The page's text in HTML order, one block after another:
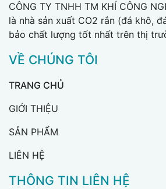
CÔNG TY TNHH TM KHÍ CÔNG
là nhà sản xuất CO2 rắn (đá khô,
bảo chất lượng tốt nhất trên thị
VỀ CHÚNG TÔI
TRANG CHỦ
GIỚI THIỆU
SẢN PHẨM
LIÊN HỆ
THÔNG TIN LIÊN HỆ